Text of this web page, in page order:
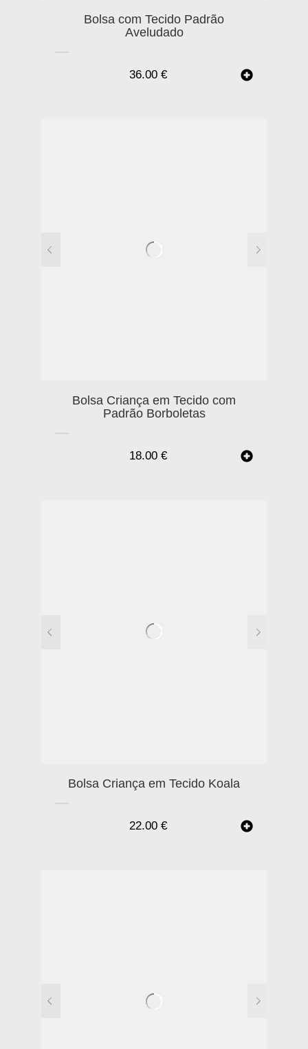
Bolsa com Tecido Padrão
Aveludado
36.00 €
Bolsa Criança em Tecido com
Padrão Borboletas
18.00 €
Bolsa Criança em Tecido Koala
22.00 €